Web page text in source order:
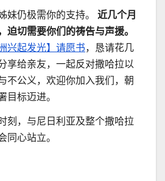
妹仍极需你的支持。 近几个月
迫切需要你们的祷告与声援。
兴起发光】请愿书，恳请花几
享给亲友，一起反对撒哈拉以
不公义，欢迎你加入我们，朝
目标迈进。
刻，与尼日利亚及整个撒哈拉
同心站立。